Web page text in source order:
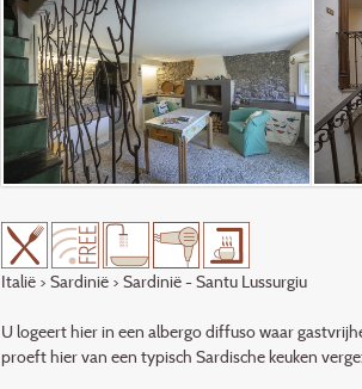
Italië> Sardinië> Sardinië - Santu Lussurgiu
U logeert hier in een albergo diffuso waar
proeft hier van een typisch Sardische keuken